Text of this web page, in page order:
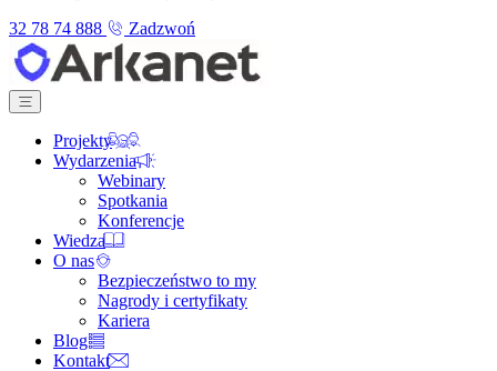
32 78 74 888
Zadzwoń
Projekty
Wydarzenia
Webinary
Spotkania
Konferencje
Wiedza
O nas
Bezpieczeństwo to my
Nagrody i certyfikaty
Kariera
Blog
Kontakt